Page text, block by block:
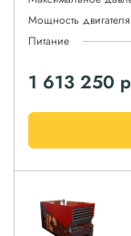
Мощность двигателя
Питание
1 613 250